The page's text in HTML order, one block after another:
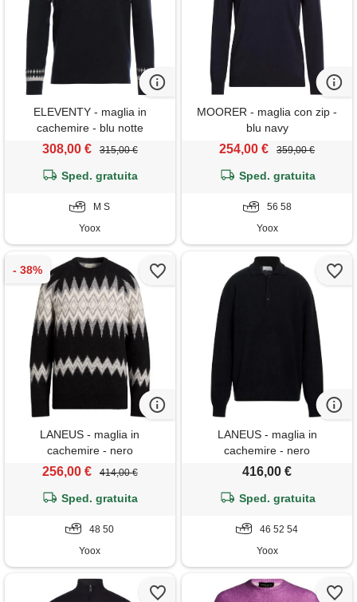
ELEVENTY - maglia in
cachemire - blu notte
308,00 € 315,00 €
Sped. gratuita
M S
Yoox
MOORER - maglia con zip -
blu navy
254,00 € 359,00 €
Sped. gratuita
56 58
Yoox
LANEUS - maglia in
cachemire - nero
256,00 € 414,00 €
Sped. gratuita
48 50
Yoox
LANEUS - maglia in
cachemire - nero
416,00 €
Sped. gratuita
46 52 54
Yoox